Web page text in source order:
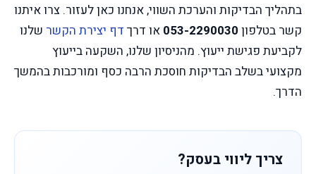
בתהליך הבדיקות והערכת השווי, אנחנו כאן לעזור. צרו איתנו
קשר בטלפון 053-2290030 או דרך דף יצירת הקשר שלנו
לקביעת פגישת ייעוץ. מהניסיון שלנו, השקעה בייעוץ
מקצועי בשלב הבדיקות חוסכת הרבה כסף ומורכבות בהמשך
הדרך.
צריך ליווי בעסק?